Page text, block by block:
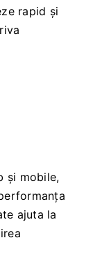
rapid și
și mobile,
ajuta la